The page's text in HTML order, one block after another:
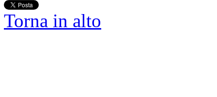
Torna in alto